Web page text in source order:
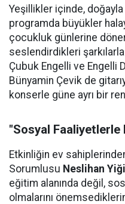
Yeşillikler içinde,
programda büyükler
çocukluk günlerine
seslendirdikleri
Çubuk Engelli ve Engelli
Bünyamin Çevik de
konserle güne ayrı bir
"Sosyal Faaliyetlerle
Etkinliğin ev
Sorumlusu Neslihan
eğitim alanında değil,
olmalarını